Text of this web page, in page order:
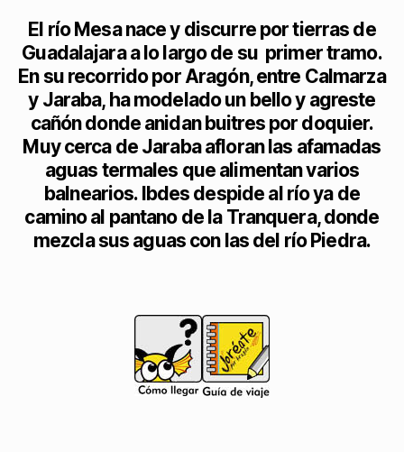
El río Mesa nace y discurre por tierras de
Guadalajara a lo largo de su primer tramo.
En su recorrido por Aragón, entre Calmarza
y Jaraba, ha modelado un bello y agreste
cañón donde anidan buitres por doquier.
Muy cerca de Jaraba afloran las afamadas
aguas termales que alimentan varios
balnearios. Ibdes despide al río ya de
camino al pantano de la Tranquera, donde
mezcla sus aguas con las del río Piedra.